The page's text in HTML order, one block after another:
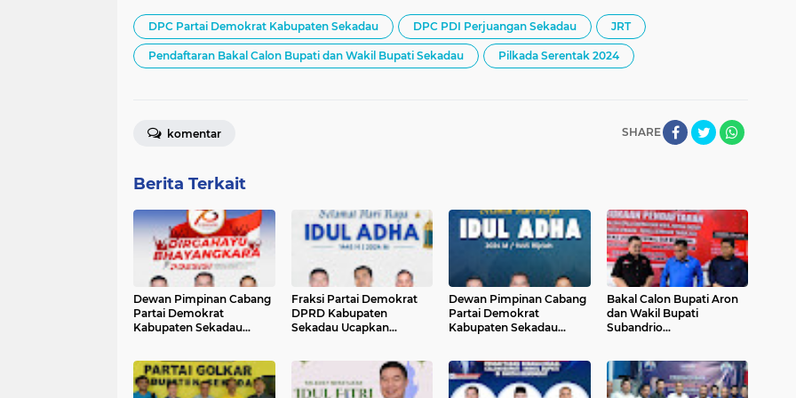
DPC Partai Demokrat Kabupaten Sekadau DPC PDI Perjuangan Sekadau JRT
Pendaftaran Bakal Calon Bupati dan Wakil Bupati Sekadau Pilkada Serentak 2024
SHARE
komentar
Berita Terkait
Dewan Pimpinan Cabang
Partai Demokrat
Kabupaten Sekadau
ke-78
Fraksi Partai Demokrat
DPRD Kabupaten
Sekadau Ucapkan
Dewan Pimpinan Cabang
Partai Demokrat
Kabupaten Sekadau
1445H/2024M
Bakal Calon Bupati Aron
dan Wakil Bupati
Subandrio
Perjuangan Sekadau:
Persaingan Politik